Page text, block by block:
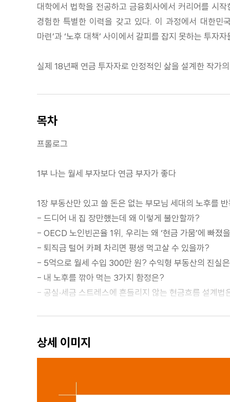
대학에서 법학을 전공하고 금융회사에서 커리어를 시
경험한 특별한 이력을 갖고 있다. 이 과정에서 대한민
마련’과 ‘노후 대책’ 사이에서 갈피를 잡지 못하는 투자
실제 18년째 연금 투자자로 안정적인 삶을 설계한 작가
목차
프롤로그
1부 나는 월세 부자보다 연금 부자가 좋다
1장 부동산만 있고 쓸 돈은 없는 부모님 세대의 노후를
- 드디어 내 집 장만했는데 왜 이렇게 불안할까?
- OECD 노인빈곤율 1위, 우리는 왜 ‘현금 가뭄’에 빠졌
- 퇴직금 털어 카페 차리면 평생 먹고살 수 있을까?
- 5억으로 월세 수입 300만 원? 수익형 부동산의 진실
- 내 노후를 깎아 먹는 3가지 함정은?
- 공실·세금 스트레스에 흔들리지 않는 현금흐름 설계법
- 정신없이 살다 보니 어느새 마흔, 내 노후는 얼마나 준
- 20대보다 마흔이 연금 시작하기 ‘가장 좋은 나이’인 이
- 매일 마시는 라떼 한 잔 값으로 노후가 바뀐다고?
상세 이미지